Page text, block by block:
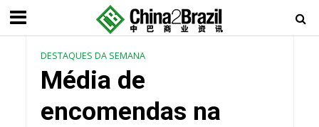
DESTAQUES DA SEMANA
Média de
encomendas na